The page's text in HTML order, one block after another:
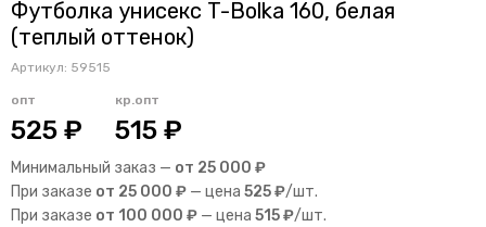
Футболка унисекс T-Bolka 160, белая
(теплый оттенок)
Артикул: 59515
опт
525 ₽
кр.опт
515 ₽
Минимальный заказ — от 25 000 ₽
При заказе от 25 000 ₽ — цена 525 ₽/шт.
При заказе от 100 000 ₽ — цена 515 ₽/шт.